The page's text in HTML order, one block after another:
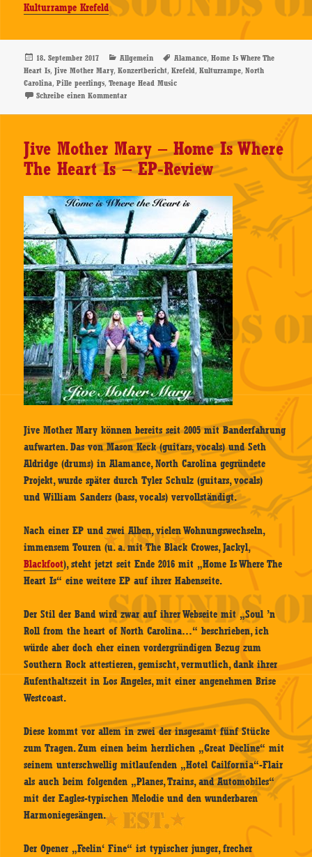
Kulturrampe Krefeld
Veröffentlicht
am
18. September 2017 Kategorien
Allgemein Schlagwörter
Alamance,Home Is Where The
Heart Is,Jive Mother Mary,Konzertbericht,Krefeld,Kulturrampe,North
Carolina,Pille peerlings,Teenage Head Music
Schreibe einen Kommentarzu Jive Mother Mary, 16.09.2017, Kulturrampe,
Jive Mother Mary – Home Is Where
The Heart Is – EP-Review
Jive Mother Mary können bereits seit 2005 mit Banderfahrung
aufwarten. Das von Mason Keck (guitars, vocals) und Seth
Aldridge (drums) in Alamance, North Carolina gegründete
Projekt, wurde später durch Tyler Schulz (guitars, vocals)
und William Sanders (bass, vocals) vervollständigt.
Nach einer EP und zwei Alben, vielen Wohnungswechseln,
immensem Touren (u. a. mit The Black Crowes, Jackyl,
Blackfoot), steht jetzt seit Ende 2016 mit „Home Is Where The
Heart Is“ eine weitere EP auf ihrer Habenseite.
Der Stil der Band wird zwar auf ihrer Webseite mit „Soul ’n
Roll from the heart of North Carolina…“ beschrieben, ich
würde aber doch eher einen vordergründigen Bezug zum
Southern Rock attestieren, gemischt, vermutlich, dank ihrer
Aufenthaltszeit in Los Angeles, mit einer angenehmen Brise
Westcoast.
Diese kommt vor allem in zwei der insgesamt fünf Stücke
zum Tragen. Zum einen beim herrlichen „Great Decline“ mit
seinem unterschwellig mitlaufenden „Hotel Cailfornia“-Flair
als auch beim folgenden „Planes, Trains, and Automobiles“
mit der Eagles-typischen Melodie und den wunderbaren
Harmoniegesängen.
Der Opener „Feelin‘ Fine“ ist typischer junger, frecher